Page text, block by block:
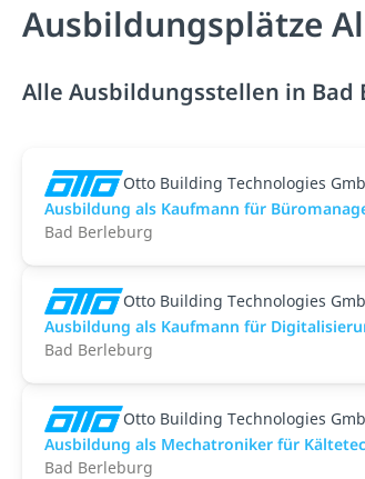
Ausbildungsplätze
Alle Ausbildungsstellen in Bad
Otto Building Technologies
Ausbildung als Kaufmann für
Bad Berleburg
Otto Building Technologies
Ausbildung als Kaufmann für
Bad Berleburg
Otto Building Technologies
Ausbildung als Mechatroniker für
Bad Berleburg